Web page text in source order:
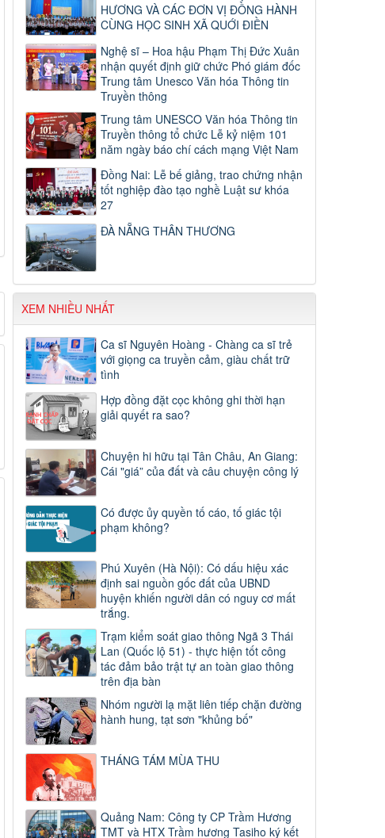
HƯƠNG VÀ CÁC ĐƠN VỊ ĐỒNG HÀNH
CÙNG HỌC SINH XÃ QUỚI ĐIỀN
Nghệ sĩ – Hoa hậu Phạm Thị Đức Xuân
nhận quyết định giữ chức Phó giám đốc
Trung tâm Unesco Văn hóa Thông tin
Truyền thông
Trung tâm UNESCO Văn hóa Thông tin
Truyền thông tổ chức Lễ kỷ niệm 101
năm ngày báo chí cách mạng Việt Nam
Đồng Nai: Lễ bế giảng, trao chứng nhận
tốt nghiệp đào tạo nghề Luật sư khóa
27
ĐÀ NẴNG THÂN THƯƠNG
XEM NHIỀU NHẤT
Ca sĩ Nguyên Hoàng - Chàng ca sĩ trẻ
với giọng ca truyền cảm, giàu chất trữ
tình
Hợp đồng đặt cọc không ghi thời hạn
giải quyết ra sao?
Chuyện hi hữu tại Tân Châu, An Giang:
Cái "giá” của đất và câu chuyện công lý
Có được ủy quyền tố cáo, tố giác tội
phạm không?
Phú Xuyên (Hà Nội): Có dấu hiệu xác
định sai nguồn gốc đất của UBND
huyện khiến người dân có nguy cơ mất
trắng.
Trạm kiểm soát giao thông Ngã 3 Thái
Lan (Quốc lộ 51) - thực hiện tốt công
tác đảm bảo trật tự an toàn giao thông
trên địa bàn
Nhóm người lạ mặt liên tiếp chặn đường
hành hung, tạt sơn "khủng bố"
THÁNG TÁM MÙA THU
Quảng Nam: Công ty CP Trầm Hương
TMT và HTX Trầm hương Tasiho ký kết